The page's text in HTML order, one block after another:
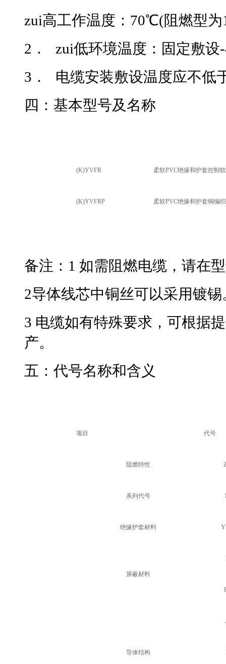
zui高工作温度：70℃(阻燃型
2．
zui低环境温度：固定敷
3．
电缆安装敷设温度应不低于-
四： 基本型号及名称
(K)YVFR 柔软PVC绝缘和护套控制
(K)YVFRP 柔软PVC绝缘和护套铜编
备注：1 如需阻燃电缆
2导体线芯中铜丝可以采用镀锡
3 电缆如有特殊要求，可根
产。
五： 代号名称和含义
项目 代号
阻燃特性
系列代号
绝缘护套材料
屏蔽材料
导体结构